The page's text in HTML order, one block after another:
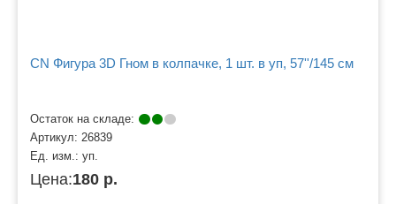
CN Фигура 3D Гном в колпачке, 1 шт. в уп, 57''/145 см
Остаток на складе:
Артикул: 26839
Ед. изм.: уп.
Цена:180 р.